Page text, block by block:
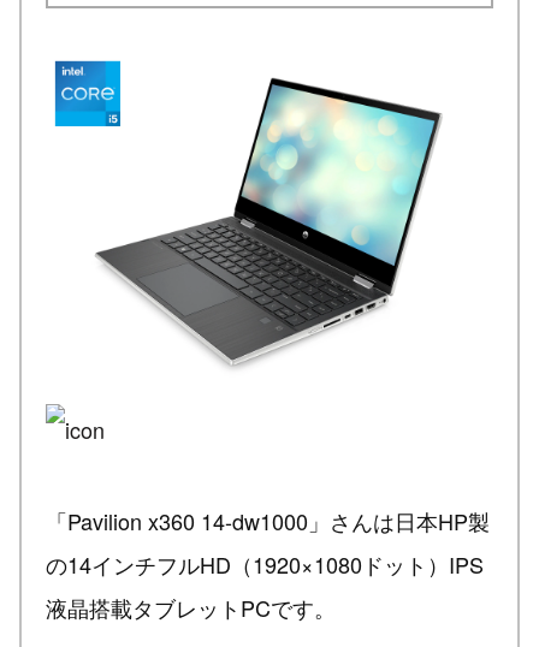
「Pavilion x360 14-dw1000」さんは日本HP製
の14インチフルHD（1920×1080ドット）IPS
液晶搭載タブレットPCです。